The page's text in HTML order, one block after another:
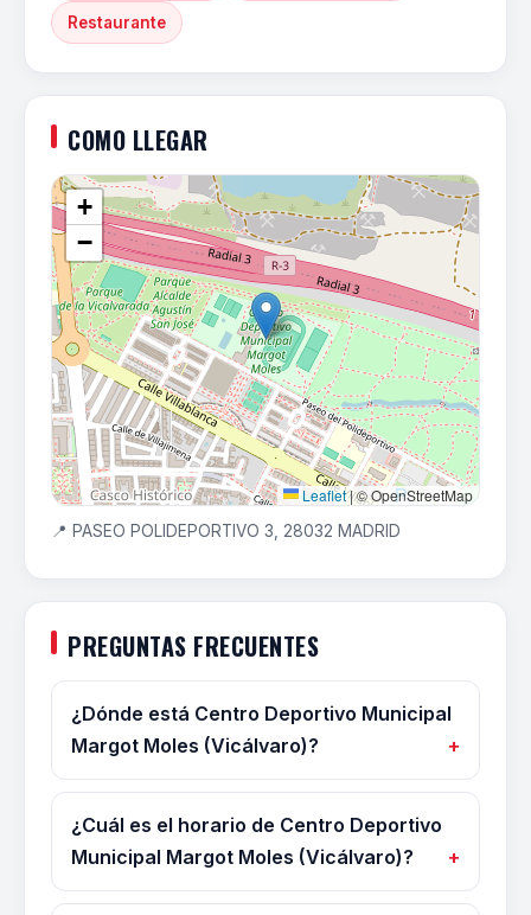
Restaurante
COMO LLEGAR
+
−
Leaflet|© OpenStreetMap
📍 PASEO POLIDEPORTIVO 3, 28032 MADRID
PREGUNTAS FRECUENTES
¿Dónde está Centro Deportivo Municipal
Margot Moles (Vicálvaro)?
¿Cuál es el horario de Centro Deportivo
Municipal Margot Moles (Vicálvaro)?